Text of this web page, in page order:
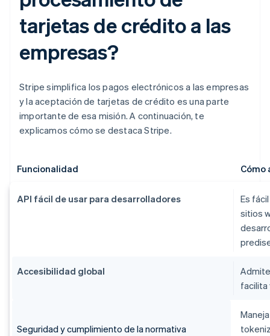
tarjetas de crédito a las
empresas?
Stripe simplifica los pagos electrónicos a las empresas
y la aceptación de tarjetas de crédito es una parte
importante de esa misión. A continuación, te
explicamos cómo se destaca Stripe.
Funcionalidad Cómo
API fácil de usar para desarrolladores
Es
sitios
Accesibilidad global
facilita
Seguridad y cumplimiento de la normativa